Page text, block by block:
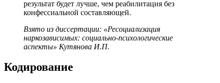
результат будет лучше, чем реабилитация без
конфессиальной составляющей.
Взято из диссертации: «Ресоциализация
наркозависимых: социально-психологические
аспекты» Кутянова И.П.
Кодирование